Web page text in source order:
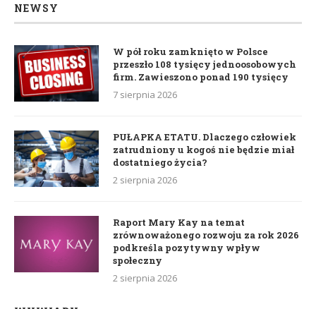
NEWSY
W pół roku zamknięto w Polsce
przeszło 108 tysięcy jednoosobowych
firm. Zawieszono ponad 190 tysięcy
7 sierpnia 2026
PUŁAPKA ETATU. Dlaczego człowiek
zatrudniony u kogoś nie będzie miał
dostatniego życia?
2 sierpnia 2026
Raport Mary Kay na temat
zrównoważonego rozwoju za rok 2026
podkreśla pozytywny wpływ
społeczny
2 sierpnia 2026